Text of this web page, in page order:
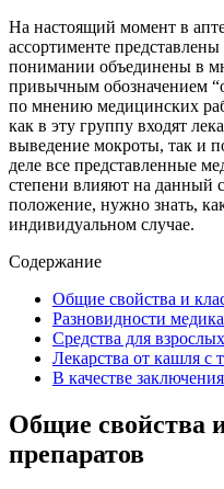
На настоящий момент в
ассортименте
понимании объединены в
привычным обозначением
по мнению медицинских
как в эту группу входят
выведение мокроты, так и
деле все представленные
степени влияют на данный
положение, нужно знать,
индивидуальном случае.
Содержание
Общие свойства и
Разновидности
Средства для
Лекарства от кашля с
В качестве заключения
Общие свойства
препаратов